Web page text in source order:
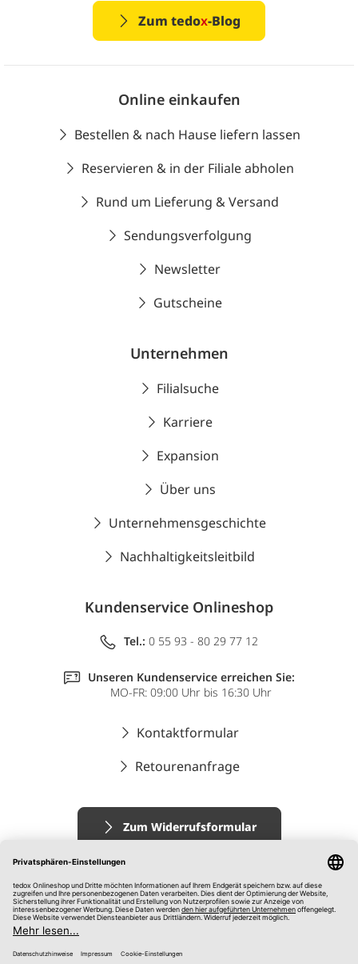
Zum tedox-Blog
Online einkaufen
Bestellen & nach Hause liefern lassen
Reservieren & in der Filiale abholen
Rund um Lieferung & Versand
Sendungsverfolgung
Newsletter
Gutscheine
Unternehmen
Filialsuche
Karriere
Expansion
Über uns
Unternehmensgeschichte
Nachhaltigkeitsleitbild
Kundenservice Onlineshop
Tel.: 0 55 93 - 80 29 77 12
Unseren Kundenservice erreichen Sie:
MO-FR: 09:00 Uhr bis 16:30 Uhr
Kontaktformular
Retourenanfrage
Zum Widerrufsformular
Impressum
AGB
Datenschutz